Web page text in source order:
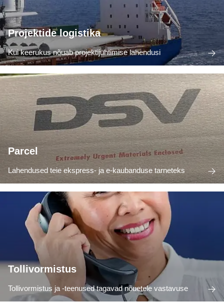
Projektide logistika
Kui keerukus nõuab projektijuhtimise lahendusi
Parcel
Lahendused teie ekspress- ja e-kaubanduse tarneteks
Tollivormistus
Tollivormistus ja -teenused tagavad nõuetele vastavuse